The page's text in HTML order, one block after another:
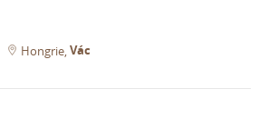
Hongrie Vác